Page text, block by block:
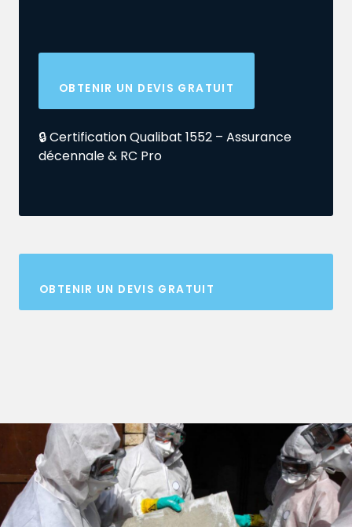
OBTENIR UN DEVIS GRATUIT
🔒 Certification Qualibat 1552 – Assurance
décennale & RC Pro
OBTENIR UN DEVIS GRATUIT